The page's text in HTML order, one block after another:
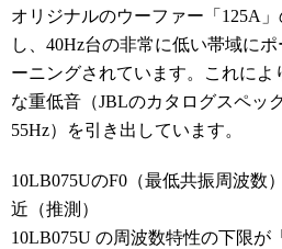
オリジナルのウーファー「125A
し、40Hz台の非常に低い帯域に
ーニングされています。これに
な重低音（JBLのカタログスペッ
55Hz）を引き出しています。
10LB075UのF0（最低共振周波数
近（推測）
10LB075U の周波数特性の下限が